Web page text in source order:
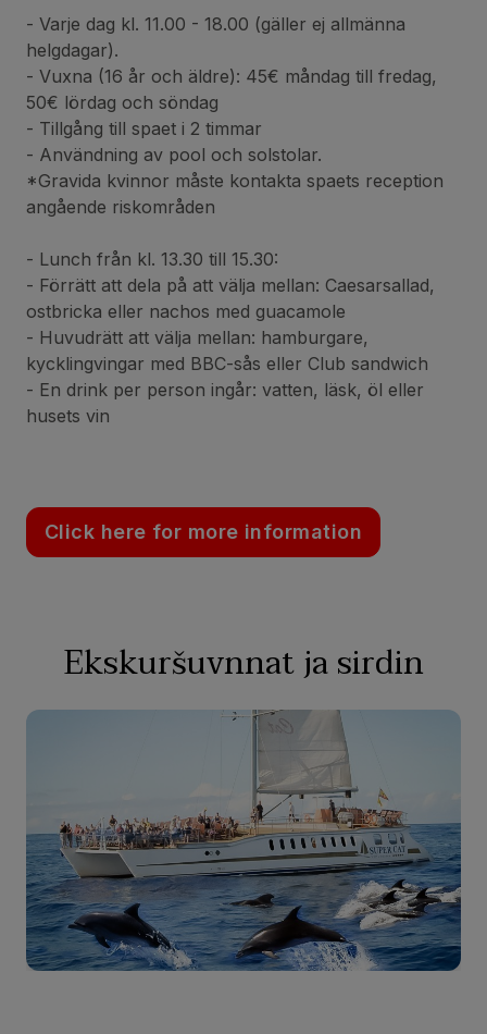
- Varje dag kl. 11.00 - 18.00 (gäller ej allmänna
helgdagar).
- Vuxna (16 år och äldre): 45€ måndag till fredag,
50€ lördag och söndag
- Tillgång till spaet i 2 timmar
- Användning av pool och solstolar.
*Gravida kvinnor måste kontakta spaets reception
angående riskområden
- Lunch från kl. 13.30 till 15.30:
- Förrätt att dela på att välja mellan: Caesarsallad,
ostbricka eller nachos med guacamole
- Huvudrätt att välja mellan: hamburgare,
kycklingvingar med BBC-sås eller Club sandwich
- En drink per person ingår: vatten, läsk, öl eller
husets vin
Click here for more information
Ekskuršuvnnat ja sirdin